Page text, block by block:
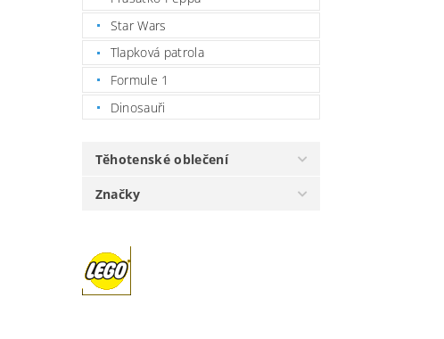
Star Wars
Tlapková patrola
Formule 1
Dinosauři
Těhotenské oblečení
Značky